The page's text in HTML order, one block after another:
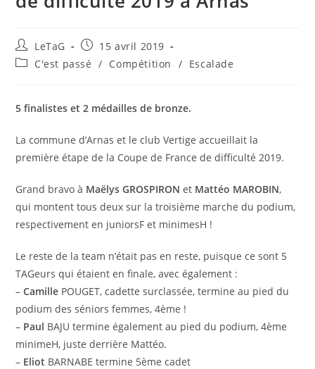
LeTaG
15 avril 2019
C'est passé / Compétition / Escalade
5 finalistes et 2 médailles de bronze.
La commune d’Arnas et le club Vertige accueillait la
première étape de la Coupe de France de difficulté 2019.
Grand bravo à Maëlys GROSPIRON et Mattéo MAROBIN,
qui montent tous deux sur la troisième marche du podium,
respectivement en juniorsF et minimesH !
Le reste de la team n’était pas en reste, puisque ce sont 5
TAGeurs qui étaient en finale, avec également :
–Camille POUGET, cadette surclassée, termine au pied du
podium des séniors femmes, 4ème !
– Paul BAJU termine également au pied du podium, 4ème
minimeH, juste derrière Mattéo.
– Eliot BARNABE termine 5ème cadet